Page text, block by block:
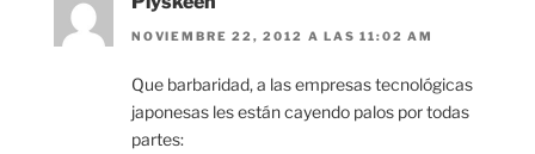
NOVIEMBRE 22, 2012 A LAS 11:02 AM
Que barbaridad, a las empresas tecnológicas
japonesas les están cayendo palos por todas
partes: